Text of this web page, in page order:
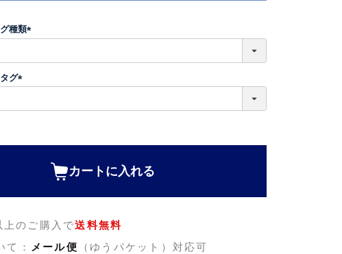
種類
)
グ
カートに入れる
上のご購入で送料無料
て：
メール便
（ゆうパケット）対応可